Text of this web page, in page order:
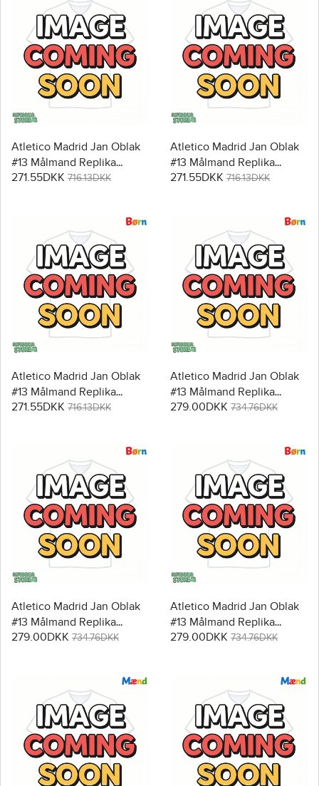
Atletico Madrid Jan Oblak
#13 Målmand Replika
Babytøj Hjemmebanesæt
271.55DKK 716.13DKK
Atletico Madrid Jan Oblak
#13 Målmand Replika
Babytøj Udebanesæt Børn
271.55DKK 716.13DKK
Atletico Madrid Jan Oblak
#13 Målmand Replika
Babytøj Tredje sæt Børn
271.55DKK 716.13DKK
Atletico Madrid Jan Oblak
#13 Målmand Replika
Babytøj Hjemmebanesæt
279.00DKK 734.76DKK
Atletico Madrid Jan Oblak
#13 Målmand Replika
Babytøj Udebanesæt Børn
279.00DKK 734.76DKK
Atletico Madrid Jan Oblak
#13 Målmand Replika
Babytøj Tredje sæt Børn
279.00DKK 734.76DKK